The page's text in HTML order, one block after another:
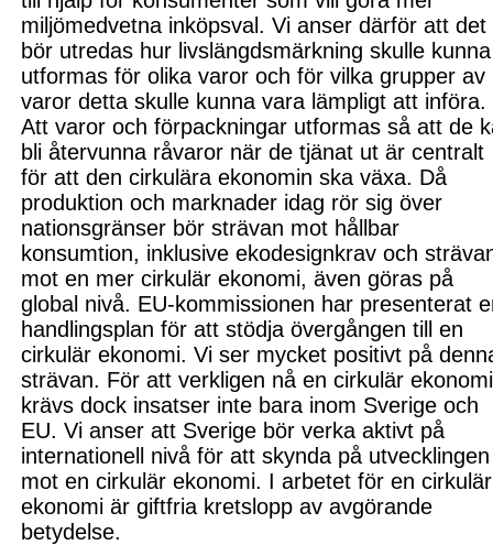
miljömedvetna inköpsval.Vi anser därför att det
bör utredas hur livslängdsmärkning skulle kunna
utformas för olika varor och för vilka grupper av
varor detta skulle kunna vara lämpligt att införa.
Attvaror och förpackningar utformas såattde
bli återvunna råvaror när de tjänat ut är centralt
för att den cirkulära ekonomin ska växa. Då
produktion och marknader idag rör sig över
nationsgränser bör strävan mot hållbar
konsumtion, inklusive ekodesignkrav och
mot en mer cirkulär ekonomi, även göras på
global nivå. EU-kommissionen har presenterat
handlingsplan för att stödja övergången till en
cirkulär ekonomi.Viser mycket positivt på
strävan. För att verkligen nå en cirkulär ekonomi
krävs dock insatser inte bara inom Sverige och
EU.Vianser att Sverige börverka aktivt på
internationell nivåför att skynda på utvecklingen
mot en cirkulär ekonomi. I arbetet för en cirkulär
ekonomi är giftfria kretslopp av avgörande
betydelse.